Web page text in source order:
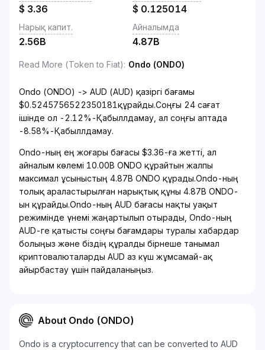
$ 3.36 $ 0.125014
Нарық капит.
2.56B
Айналымда
4.87B
Read More (Token to Fiat): Ondo (ONDO)
Ondo (ONDO) -> AUD (AUD) қазіргі бағамы
$0.5245756522350181құрайды.Соңғы 24 сағат
ішінде ол -2.12%-Қабыллдамау, ал соңғы аптада
-8.58%-Қабыллдамау.
Ondo-ның ең жоғары бағасы $3.36-ға жетті, ал
айналым көлемі 10.00B ONDO құрайтын жалпы
максимал ұсыныстың 4.87B ONDO құрады.Ondo-ның
толық араластырылған нарықтық құны 4.87B ONDO-
ын құрайды.Ondo-ның AUD бағасы нақты уақыт
режимінде үнемі жаңартылып отырады, Ondo-ның
AUD-ге қатысты соңғы бағамдары туралы хабардар
болыңыз және біздің құралды бірнеше танымал
криптовалюталарды AUD аз күш жұмсамай-ақ
айырбастау үшін пайдаланыңыз.
About Ondo (ONDO)
Ondo is a cryptocurrency that can be converted to AUD